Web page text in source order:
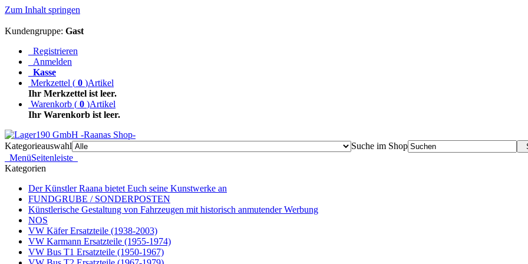
Zum Inhalt springen
Kundengruppe: Gast
Registrieren
Anmelden
Kasse
Merkzettel ( 0 )Artikel
Ihr Merkzettel ist leer.
Warenkorb ( 0 )Artikel
Ihr Warenkorb ist leer.
Kategorieauswahl Suche im Shop
MenüSeitenleiste
Kategorien
Der Künstler Raana bietet Euch seine Kunstwerke an
FUNDGRUBE / SONDERPOSTEN
Künstlerische Gestaltung von Fahrzeugen mit historisch anmutender Werbung
NOS
VW Käfer Ersatzteile (1938-2003)
VW Karmann Ersatzteile (1955-1974)
VW Bus T1 Ersatzteile (1950-1967)